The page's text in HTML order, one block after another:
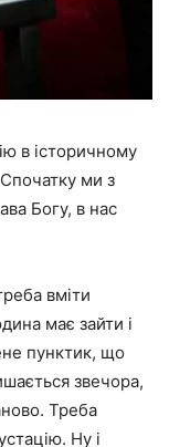
в історичному
ми з
Богу, в нас
вміти
має зайти і
пунктик, що
звечора,
Треба
Ну і